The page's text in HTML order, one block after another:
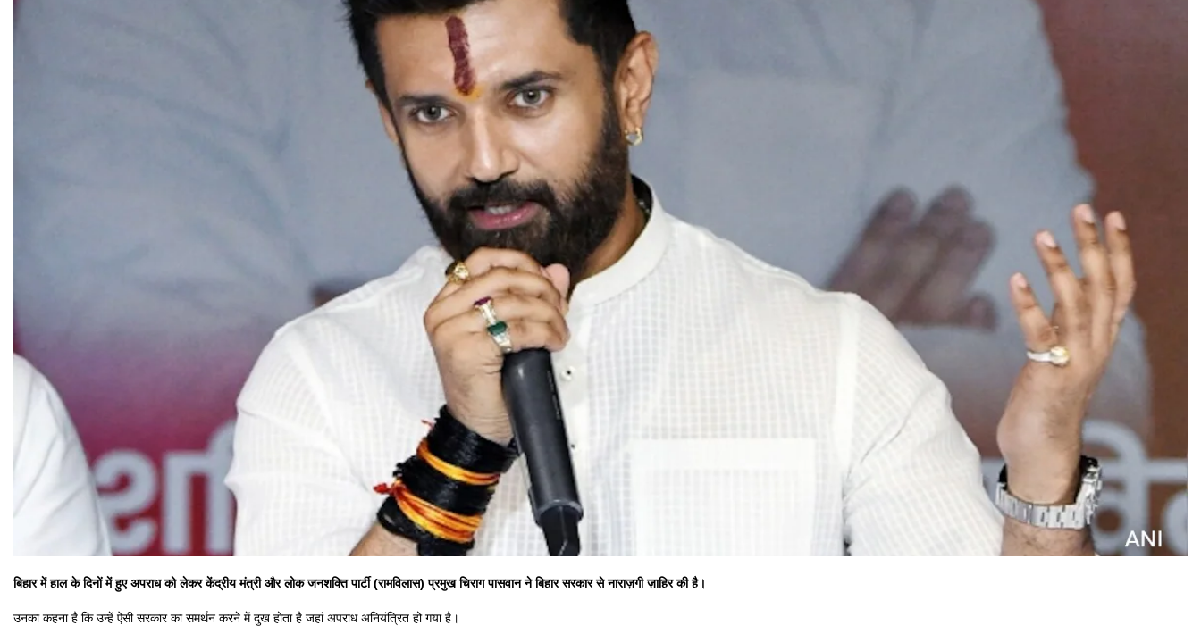
बिहार में हाल के दिनों में हुए अपराध को लेकर केंद्रीय मंत्री और लोक जनशक्ति पार्टी (रामविलास) प्रमुख चिराग पासवान ने बिहार सरकार से नाराज़गी ज़ाहिर की है।
उनका कहना है कि उन्हें ऐसी सरकार का समर्थन करने में दुख होता है जहां अपराध अनियंत्रित हो गया है।